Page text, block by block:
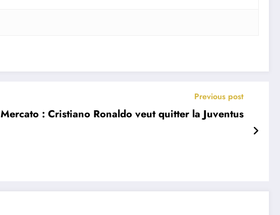
Previous post
Mercato : Cristiano Ronaldo veut quitter la Juventus